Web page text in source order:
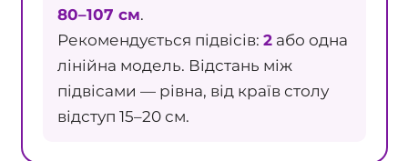
80–107 см.
Рекомендується підвісів: 2або одна
лінійна модель. Відстань між
підвісами — рівна, від країв столу
відступ 15–20 см.